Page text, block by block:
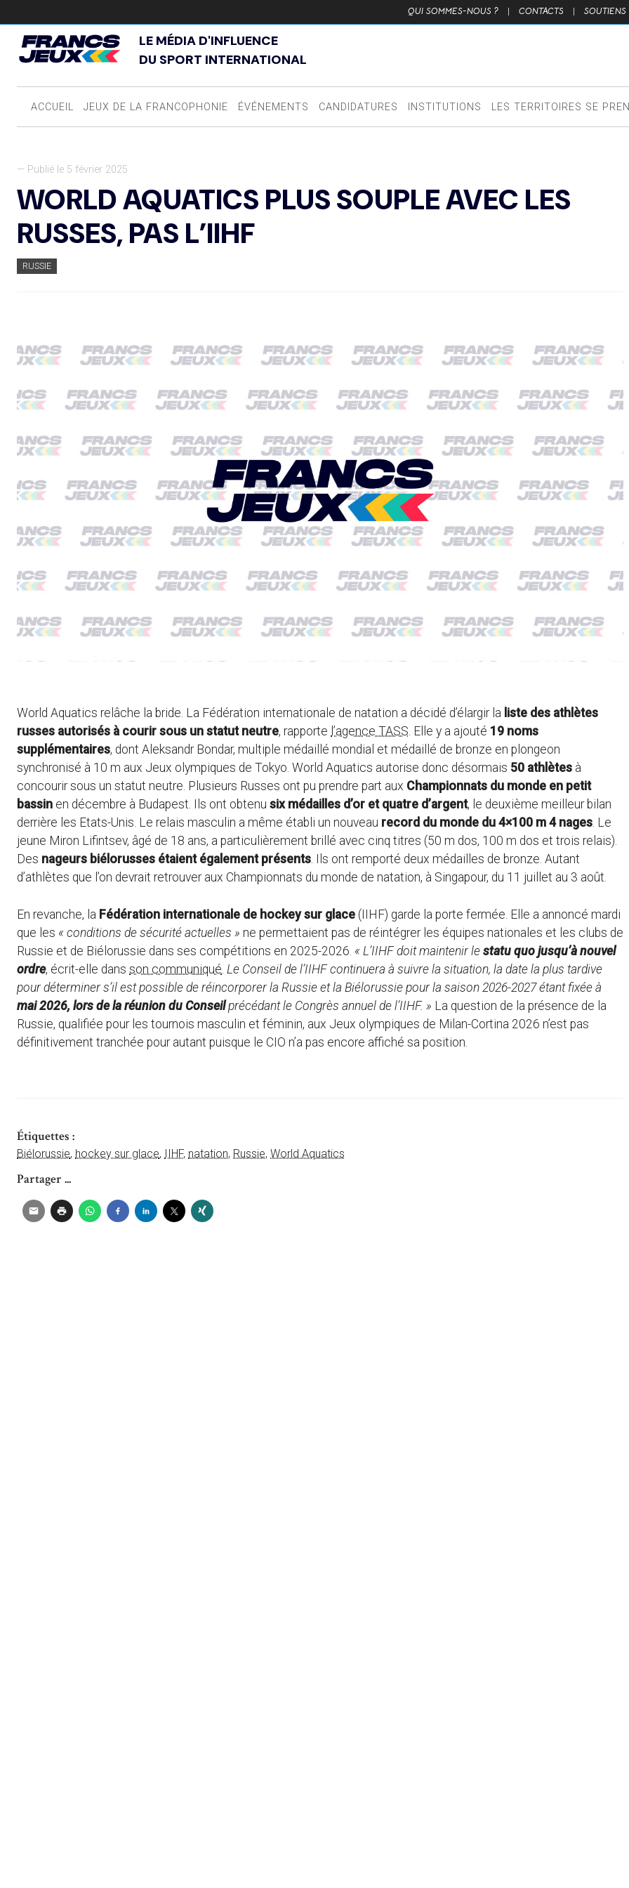
QUI SOMMES-NOUS ? | CONTACTS | SOUTIENS
LE MÉDIA D'INFLUENCE
DU SPORT INTERNATIONAL
ACCUEIL JEUX DE LA FRANCOPHONIE ÉVÉNEMENTS CANDIDATURES INSTITUTIONS LES TERRITOIRES SE
— Publié le 5 février 2025
WORLD AQUATICS PLUS SOUPLE AVEC LES
RUSSES, PAS L’IIHF
RUSSIE
World Aquatics relâche la bride. La Fédération internationale de natation a décidé d’élargir la liste des athlètes
russes autorisés à courir sous un statut neutre, rapporte l’agence TASS. Elle y a ajouté 19 noms
supplémentaires, dont Aleksandr Bondar, multiple médaillé mondial et médaillé de bronze en plongeon
synchronisé à 10 m aux Jeux olympiques de Tokyo. World Aquatics autorise donc désormais 50 athlètes à
concourir sous un statut neutre. Plusieurs Russes ont pu prendre part aux Championnats du monde en petit
bassin en décembre à Budapest. Ils ont obtenu six médailles d’or et quatre d’argent, le deuxième meilleur bilan
derrière les Etats-Unis. Le relais masculin a même établi un nouveau record du monde du 4×100 m 4 nages. Le
jeune Miron Lifintsev, âgé de 18 ans, a particulièrement brillé avec cinq titres (50 m dos, 100 m dos et trois relais).
Des nageurs biélorusses étaient également présents. Ils ont remporté deux médailles de bronze. Autant
d’athlètes que l’on devrait retrouver aux Championnats du monde de natation, à Singapour, du 11 juillet au 3 août.
En revanche, la Fédération internationale de hockey sur glace (IIHF) garde la porte fermée. Elle a annoncé mardi
que les « conditions de sécurité actuelles » ne permettaient pas de réintégrer les équipes nationales et les clubs de
Russie et de Biélorussie dans ses compétitions en 2025-2026. « L’IIHF doit maintenir le statu quo jusqu’à nouvel
ordre, écrit-elle dans son communiqué Le Conseil de l’IIHF continuera à suivre la situation, la date la plus tardive
pour déterminer s’il est possible de réincorporer la Russie et la Biélorussie pour la saison 2026-2027 étant fixée à
mai 2026, lors de la réunion du Conseilprécédant le Congrès annuel de l’IIHF. » La question de la présence de la
Russie, qualifiée pour les tournois masculin et féminin, aux Jeux olympiques de Milan-Cortina 2026 n’est pas
définitivement tranchée pour autant puisque le CIO n’a pas encore affiché sa position.
Étiquettes :
Biélorussie, hockey sur glace, IIHF, natation, Russie, World Aquatics
Partager ...